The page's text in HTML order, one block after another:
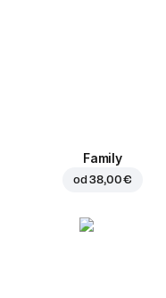
Family
od38,00 €